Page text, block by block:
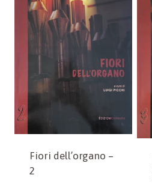
Fiori dell’organo –
2